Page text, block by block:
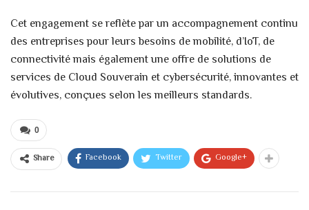
Cet engagement se reflète par un accompagnement continu
des entreprises pour leurs besoins de mobilité, d’IoT, de
connectivité mais également une offre de solutions de
services de Cloud Souverain et cybersécurité, innovantes et
évolutives, conçues selon les meilleurs standards.
0
Share Facebook Twitter Google+